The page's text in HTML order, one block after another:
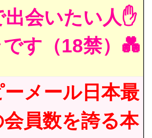
会いたい人✋
す（18禁）💑
メール日本最
員数を誇る本